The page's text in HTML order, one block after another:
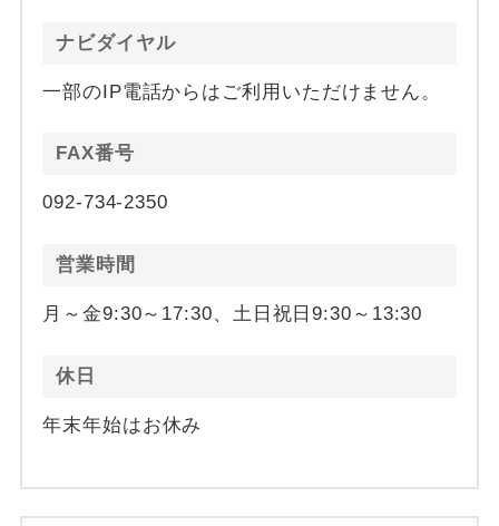
ナビダイヤル
一部のIP電話からはご利用いただけません。
FAX番号
092-734-2350
営業時間
月～金9:30～17:30、土日祝日9:30～13:30
休日
年末年始はお休み